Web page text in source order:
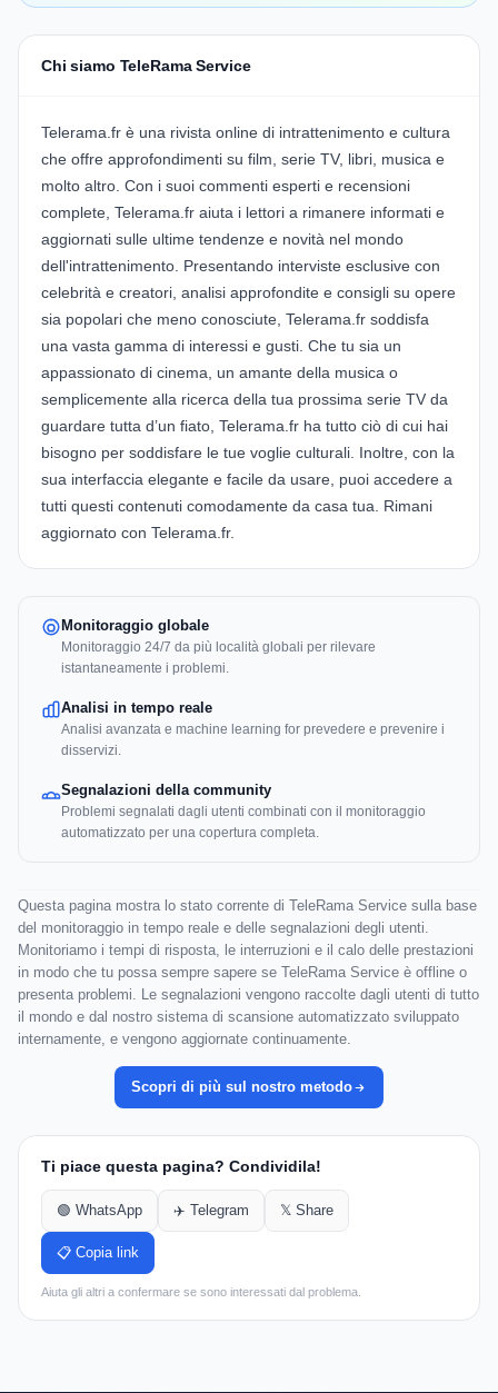
Chi siamo TeleRama Service
Telerama.fr è una rivista online di intrattenimento e cultura
che offre approfondimenti su film, serie TV, libri, musica e
molto altro. Con i suoi commenti esperti e recensioni
complete, Telerama.fr aiuta i lettori a rimanere informati e
aggiornati sulle ultime tendenze e novità nel mondo
dell'intrattenimento. Presentando interviste esclusive con
celebrità e creatori, analisi approfondite e consigli su opere
sia popolari che meno conosciute, Telerama.fr soddisfa
una vasta gamma di interessi e gusti. Che tu sia un
appassionato di cinema, un amante della musica o
semplicemente alla ricerca della tua prossima serie TV da
guardare tutta d’un fiato, Telerama.fr ha tutto ciò di cui hai
bisogno per soddisfare le tue voglie culturali. Inoltre, con la
sua interfaccia elegante e facile da usare, puoi accedere a
tutti questi contenuti comodamente da casa tua. Rimani
aggiornato con Telerama.fr.
Monitoraggio globale
Monitoraggio 24/7 da più località globali per rilevare
istantaneamente i problemi.
Analisi in tempo reale
Analisi avanzata e machine learning for prevedere e prevenire i
disservizi.
Segnalazioni della community
Problemi segnalati dagli utenti combinati con il monitoraggio
automatizzato per una copertura completa.
Questa pagina mostra lo stato corrente di TeleRama Service sulla base
del monitoraggio in tempo reale e delle segnalazioni degli utenti.
Monitoriamo i tempi di risposta, le interruzioni e il calo delle prestazioni
in modo che tu possa sempre sapere se TeleRama Service è offline o
presenta problemi. Le segnalazioni vengono raccolte dagli utenti di tutto
il mondo e dal nostro sistema di scansione automatizzato sviluppato
internamente, e vengono aggiornate continuamente.
Scopri di più sul nostro metodo
Ti piace questa pagina? Condividila!
🟢 WhatsApp ✈️ Telegram 𝕏 Share
📋 Copia link
Aiuta gli altri a confermare se sono interessati dal problema.